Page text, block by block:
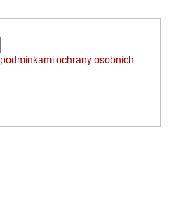
podmínkami ochrany osobních